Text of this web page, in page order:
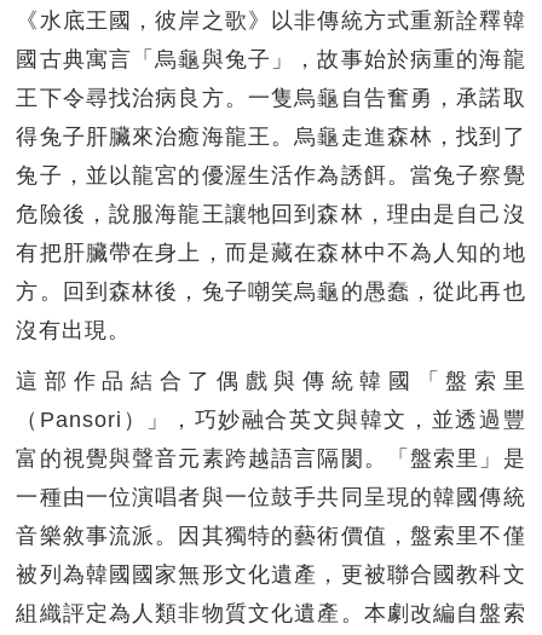
《水底王國，彼岸之歌》以非傳統方式重新詮釋韓
國古典寓言「烏龜與兔子」，故事始於病重的海龍
王下令尋找治病良方。一隻烏龜自告奮勇，承諾取
得兔子肝臟來治癒海龍王。烏龜走進森林，找到了
兔子，並以龍宮的優渥生活作為誘餌。當兔子察覺
危險後，說服海龍王讓牠回到森林，理由是自己沒
有把肝臟帶在身上，而是藏在森林中不為人知的地
方。回到森林後，兔子嘲笑烏龜的愚蠢，從此再也
沒有出現。
這部作品結合了偶戲與傳統韓國「盤索里
（Pansori）」，巧妙融合英文與韓文，並透過豐
富的視覺與聲音元素跨越語言隔閡。「盤索里」是
一種由一位演唱者與一位鼓手共同呈現的韓國傳統
音樂敘事流派。因其獨特的藝術價值，盤索里不僅
被列為韓國國家無形文化遺產，更被聯合國教科文
組織評定為人類非物質文化遺產。本劇改編自盤索